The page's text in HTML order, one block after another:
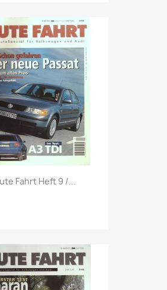
Vorschau
Fahrt Heft 9 /...